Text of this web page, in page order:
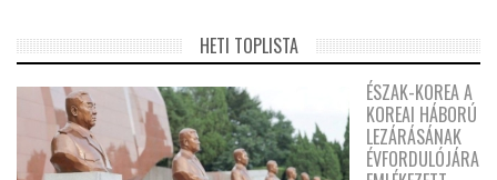
HETI TOPLISTA
ÉSZAK-KOREA A
KOREAI HÁBORÚ
LEZÁRÁSÁNAK
ÉVFORDULÓJÁRA